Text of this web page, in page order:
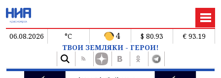
06.08.2026 °C 4 $ 80.93
€ 93.19
ТВОИ ЗЕМЛЯКИ - ГЕРОИ!